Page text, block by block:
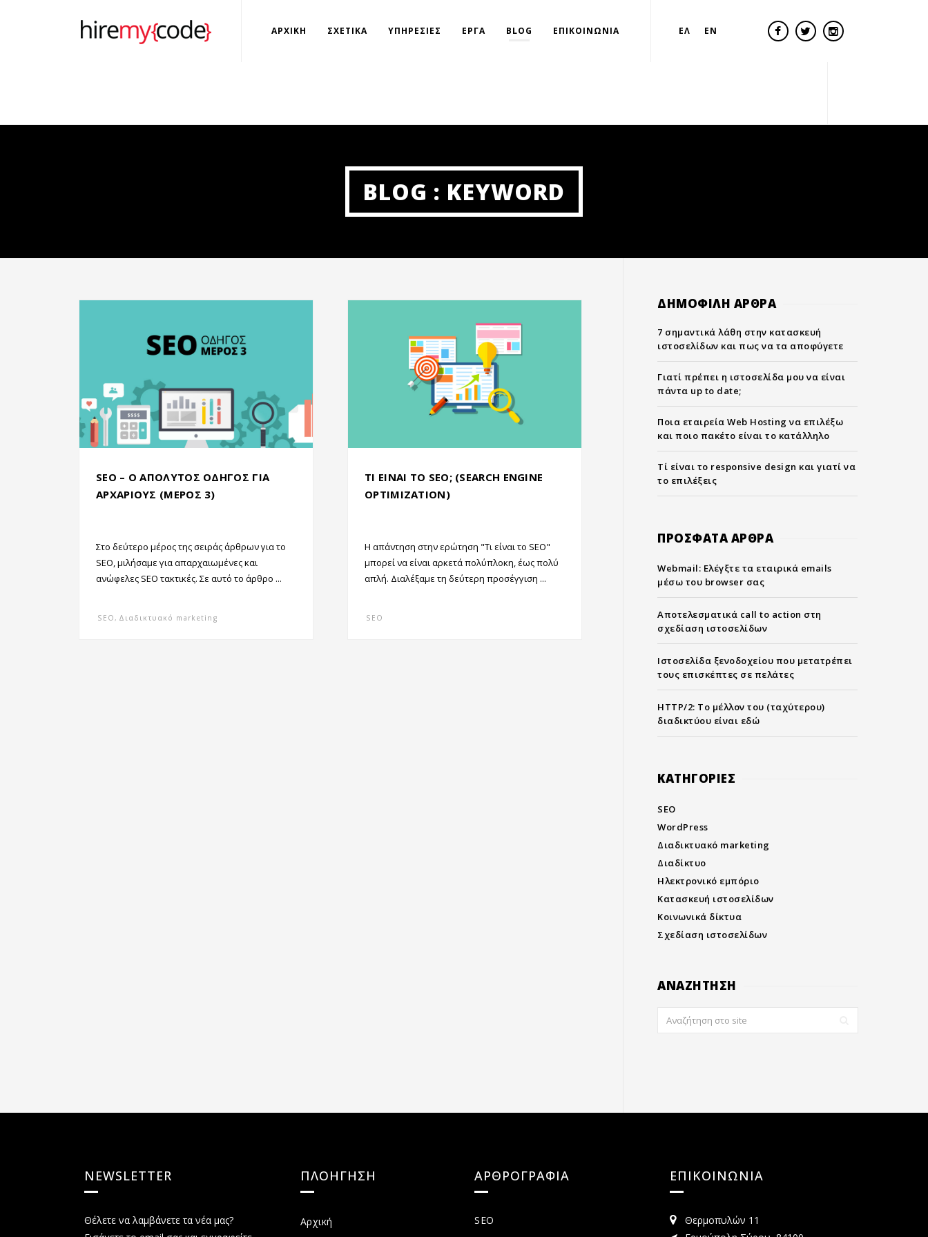
ΑΡΧΙΚΗ ΣΧΕΤΙΚΑ ΥΠΗΡΕΣΙΕΣ ΕΡΓΑ BLOG ΕΠΙΚΟΙΝΩΝΙΑ ΕΛ EN
BLOG : KEYWORD
SEO – Ο ΑΠΟΛΥΤΟΣ ΟΔΗΓΟΣ ΓΙΑ
ΑΡΧΑΡΙΟΥΣ (ΜΕΡΟΣ 3)
Στο δεύτερο μέρος της σειράς άρθρων για το
SEO, μιλήσαμε για απαρχαιωμένες και
ανώφελες SEO τακτικές. Σε αυτό το άρθρο ...
SEO, Διαδικτυακό marketing
ΤΙ ΕΙΝΑΙ ΤΟ SEO; (SEARCH ENGINE
OPTIMIZATION)
Η απάντηση στην ερώτηση "Τι είναι το SEO"
μπορεί να είναι αρκετά πολύπλοκη, έως πολύ
απλή. Διαλέξαμε τη δεύτερη προσέγγιση ...
SEO
ΔΗΜΟΦΙΛΗ ΑΡΘΡΑ
7 σημαντικά λάθη στην κατασκευή
ιστοσελίδων και πως να τα αποφύγετε
Γιατί πρέπει η ιστοσελίδα μου να είναι
πάντα up to date;
Ποια εταιρεία Web Hosting να επιλέξω
και ποιο πακέτο είναι το κατάλληλο
Τί είναι το responsive design και γιατί να
το επιλέξεις
ΠΡΟΣΦΑΤΑ ΑΡΘΡΑ
Webmail: Ελέγξτε τα εταιρικά emails
μέσω του browser σας
Αποτελεσματικά call to action στη
σχεδίαση ιστοσελίδων
Ιστοσελίδα ξενοδοχείου που μετατρέπει
τους επισκέπτες σε πελάτες
HTTP/2: Το μέλλον του (ταχύτερου)
διαδικτύου είναι εδώ
KΑΤΗΓΟΡΙΕΣ
SEO
WordPress
Διαδικτυακό marketing
Διαδίκτυο
Ηλεκτρονικό εμπόριο
Κατασκευή ιστοσελίδων
Κοινωνικά δίκτυα
Σχεδίαση ιστοσελίδων
ΑΝΑΖΗΤΗΣΗ
NEWSLETTER
Θέλετε να λαμβάνετε τα νέα μας?
ΠΛΟΗΓΗΣΗ
Αρχική
ΑΡΘΡΟΓΡΑΦΙΑ
SEO
ΕΠΙΚΟΙΝΩΝΙΑ
Θερμοπυλών 11